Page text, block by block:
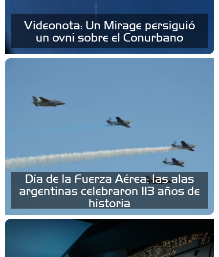
Videonota: Un Mirage persiguió
un ovni sobre el Conurbano
Día de la Fuerza Aérea: las alas
argentinas celebraron 113 años de
historia